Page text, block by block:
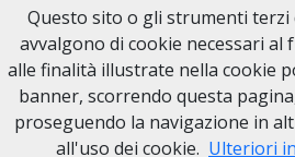
NECROLOGI TORTONA
Questo sito o gli strumenti terzi
avvalgono di cookie necessari
alle finalità illustrate nella cookie
banner, scorrendo questa
proseguendo la navigazione in
all'uso dei cookie. Ulteriori